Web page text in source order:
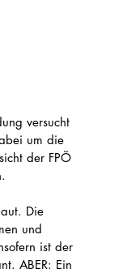
versucht
um die
der FPÖ
Die
und
ist der
ABER: Ein